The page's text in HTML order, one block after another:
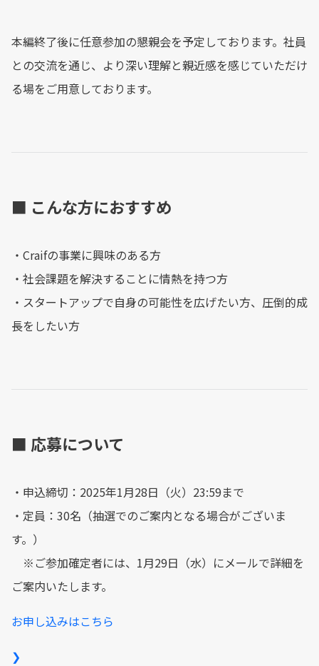
本編終了後に任意参加の懇親会を予定しております。社員
との交流を通じ、より深い理解と親近感を感じていただけ
る場をご用意しております。
■ こんな方におすすめ
・Craifの事業に興味のある方
・社会課題を解決することに情熱を持つ方
・スタートアップで自身の可能性を広げたい方、圧倒的成
長をしたい方
■ 応募について
・申込締切：2025年1月28日（火）23:59まで
・定員：30名（抽選でのご案内となる場合がございま
す。）
※ご参加確定者には、1月29日（水）にメールで詳細を
ご案内いたします。
お申し込みはこちら
❯